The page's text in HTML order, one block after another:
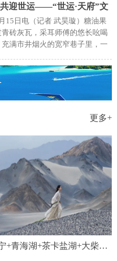
年前，诞生于泗水的“桃花节”闻
，每到节假日，络绎不绝的游
梭于桃林间，摄影、写生、品
看好这一发展契机，在桃林建
山好水孕育硕果累累。在卞家
化大棚内，村党支部书记孔庆
知欲的年轻人围绕，讲授樱桃
来一颗樱桃背后，藏着这么多科
的智慧。”参加研学游的大学生边
体验。泗水的魅力更多源自文
多年前，孔子东游，驻足泗水
：“逝者如斯，不舍昼夜。”千
韵濡染城乡，生生不息。泗水
讲堂”，很多游客远道而来聆听
农村新鲜事儿，近距离感受儒
“夹山小筑”民宿，上海游客王
诵《论
迎世运——“世运·天府”文
巴蜀美学，为世运喝彩
15日电（记者 武昊璇）糖油果
砖灰瓦，采耳师傅的悠长吆喝
满市井烟火的宽窄巷子里，一
窄巷子启幕以来，“世运·天
持续升温。开展以来，已吸引超
客观展打卡。2025年第12届世
酣，随着来自世界各地的运动
来到成都参与盛会，这场既展示
摸天府文化的“第一站”。展览
见证文化向心力进入展厅，即
与巴蜀美学的时空对话。历史
子并肩凝视世运火炬的剪影，
运时间轴”的文字墙上，仿佛穿
过世运会44年的编年史。双宝
游客拉着志愿者询问攻略，如
“世运双宝”的原型大熊猫与川
区的非遗展区热闹非凡。一位
宁涪江奇石贴画啧啧称奇，不
更多+
西宁+青海湖+茶卡盐湖+大柴旦翡翠湖旅游景区8日7晚拼小团